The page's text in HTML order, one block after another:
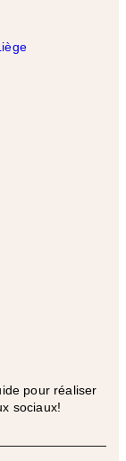
pour réaliser
sociaux!